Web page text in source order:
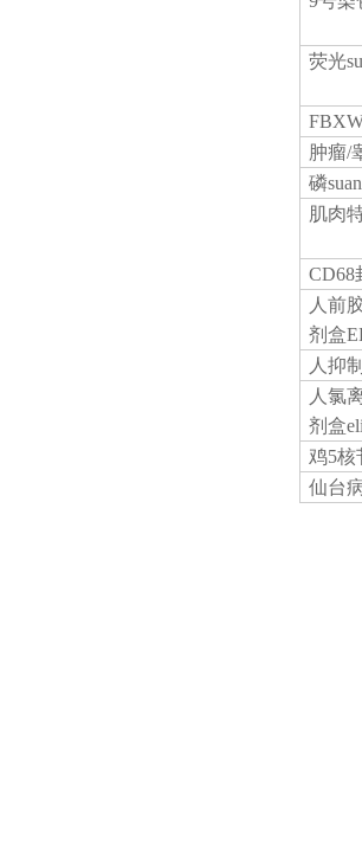
荧光
肿瘤/
磷
肌肉
CD68
人前
剂盒
人抑
人氯
剂盒
鸡5核
仙台